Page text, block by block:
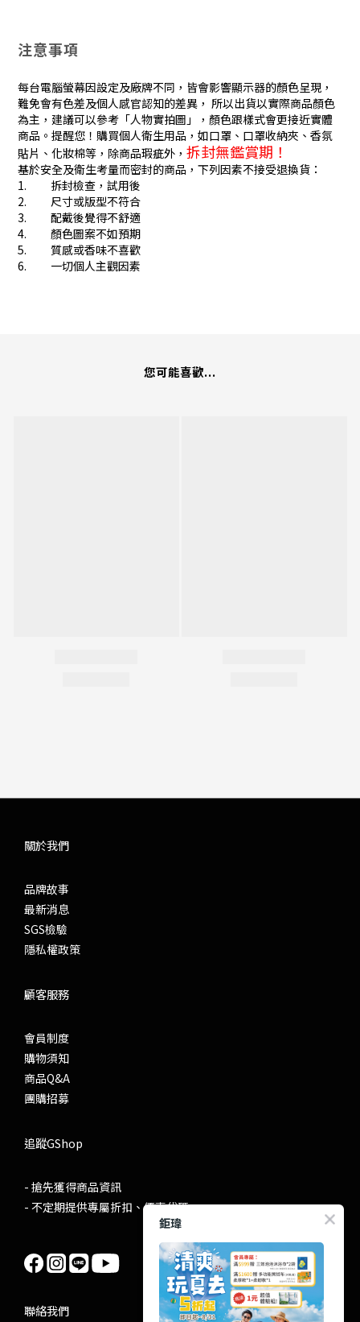
注意事項
每台電腦螢幕因設定及廠牌不同，皆會影響顯示器的顏色呈現，
難免會有色差及個人感官認知的差異， 所以出貨以實際商品顏色
為主，建議可以參考「人物實拍圖」，顏色跟樣式會更接近實體
商品。提醒您！購買個人衛生用品，如口罩、口罩收納夾、香氛
貼片、化妝棉等，除商品瑕疵外， 拆封無鑑賞期！
基於安全及衛生考量而密封的商品，下列因素不接受退換貨：
1. 拆封檢查，試用後
2. 尺寸或版型不符合
3. 配戴後覺得不舒適
4. 顏色圖案不如預期
5. 質感或香味不喜歡
6. 一切個人主觀因素
您可能喜歡...
關於我們
品牌故事
最新消息
SGS檢驗
隱私權政策
顧客服務
會員制度
購物須知
商品Q&A
團購招募
追蹤GShop
- 搶先獲得商品資訊
- 不定期提供專屬折扣、優惠代碼
聯絡我們
鉅瑋